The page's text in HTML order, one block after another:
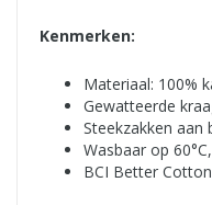
Kenmerken:
Materiaal: 100%
Gewatteerde
Steekzakken aan
Wasbaar op
BCI Better